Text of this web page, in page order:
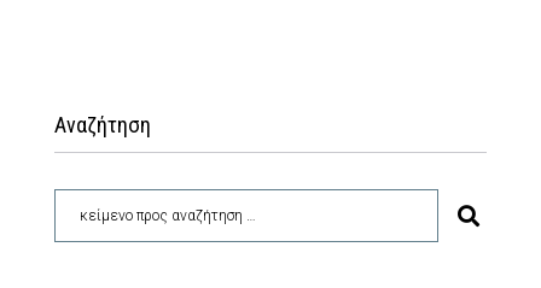
Αναζήτηση